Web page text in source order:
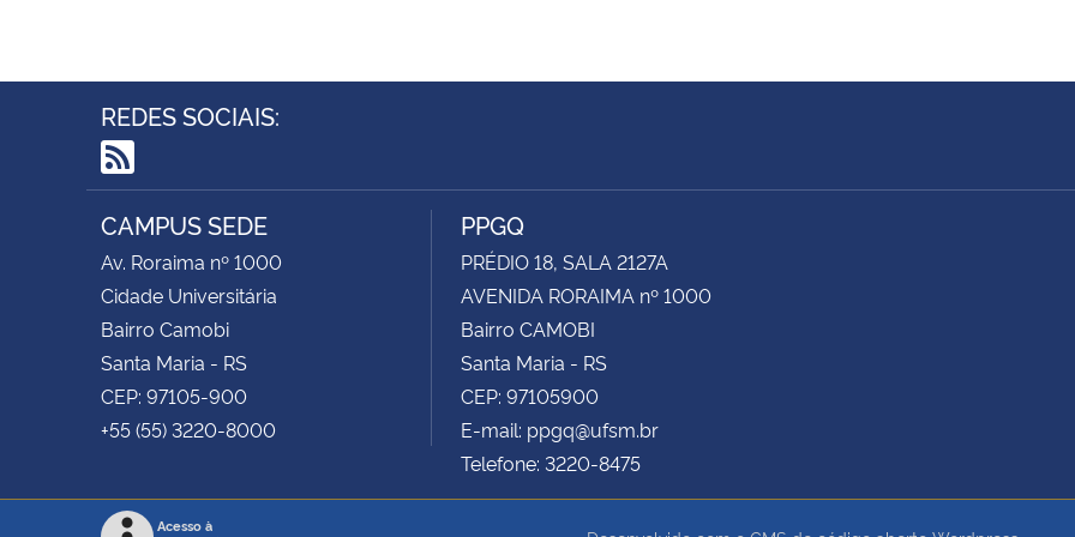
REDES SOCIAIS:
RSS
CAMPUS SEDE
Av. Roraima nº 1000
Cidade Universitária
Bairro Camobi
Santa Maria - RS
CEP: 97105-900
+55 (55) 3220-8000
PPGQ
PRÉDIO 18, SALA 2127A
AVENIDA RORAIMA nº 1000
Bairro CAMOBI
Santa Maria - RS
CEP: 97105900
E-mail: ppgq@ufsm.br
Telefone: 3220-8475
Acesso à